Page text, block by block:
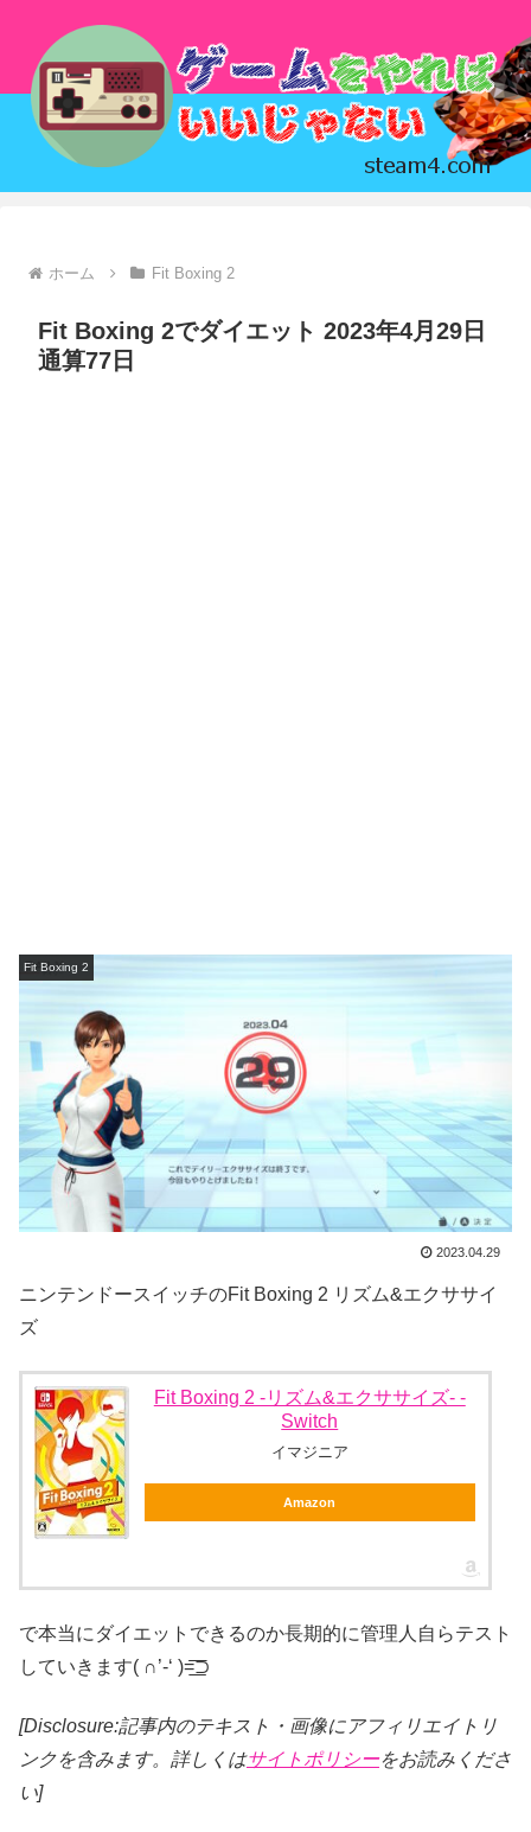
ホーム Fit Boxing 2
Fit Boxing 2でダイエット 2023年4月29日
通算77日
Fit Boxing 2
2023.04.29
ニンテンドースイッチのFit Boxing 2 リズム&エクササイ
ズ
Fit Boxing 2 -リズム&エクササイズ- -
Switch
イマジニア
Amazon
で本当にダイエットできるのか長期的に管理人自らテスト
していきます( ∩’-‘ )=͟͟͞͞⊃
[Disclosure:記事内のテキスト・画像にアフィリエイトリ
ンクを含みます。詳しくはサイトポリシーをお読みくださ
い]